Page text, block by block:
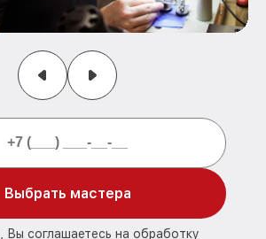
Выбрать мастера
Вы соглашаетесь на обработку